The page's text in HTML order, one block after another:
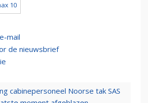
10
mail
de nieuwsbrief
cabinepersoneel Noorse tak SAS